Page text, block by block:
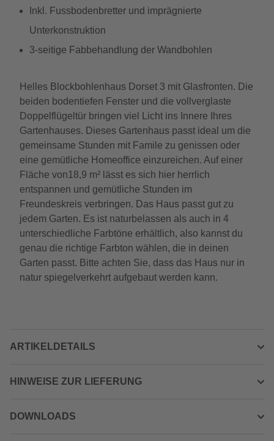
Inkl. Fussbodenbretter und imprägnierte
Unterkonstruktion
3-seitige Fabbehandlung der Wandbohlen
Helles Blockbohlenhaus Dorset 3 mit Glasfronten. Die
beiden bodentiefen Fenster und die vollverglaste
Doppelflügeltür bringen viel Licht ins Innere Ihres
Gartenhauses. Dieses Gartenhaus passt ideal um die
gemeinsame Stunden mit Famile zu genissen oder
eine gemütliche Homeoffice einzureichen. Auf einer
Fläche von18,9 m² lässt es sich hier herrlich
entspannen und gemütliche Stunden im
Freundeskreis verbringen. Das Haus passt gut zu
jedem Garten. Es ist naturbelassen als auch in 4
unterschiedliche Farbtöne erhältlich, also kannst du
genau die richtige Farbton wählen, die in deinen
Garten passt. Bitte achten Sie, dass das Haus nur in
natur spiegelverkehrt aufgebaut werden kann.
ARTIKELDETAILS
HINWEISE ZUR LIEFERUNG
DOWNLOADS